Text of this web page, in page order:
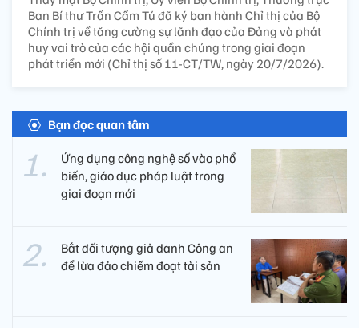
Ban Bí thư Trần Cẩm Tú đã ký ban hành Chỉ thị của Bộ
Chính trị về tăng cường sự lãnh đạo của Đảng và phát
huy vai trò của các hội quần chúng trong giai đoạn
phát triển mới (Chỉ thị số 11-CT/TW, ngày 20/7/2026).
Bạn đọc quan tâm
Ứng dụng công nghệ số vào phổ
biến, giáo dục pháp luật trong
giai đoạn mới
Bắt đối tượng giả danh Công an
để lừa đảo chiếm đoạt tài sản